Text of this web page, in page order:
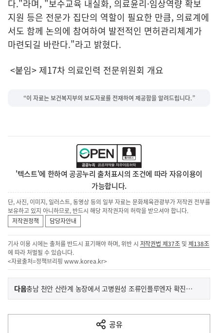
다."라며, "보수교육 내실화, 의료윤리·임상역량 확보
지원 등은 전문가 집단의 역할이 필요한 만큼, 의료계에
서도 함께 논의에 참여하여 발전적인 면허관리체계가
마련되길 바란다."라고 밝혔다.
<붙임> 제17차 의료인력 전문위원회 개요
“이 자료는 보건복지부의 보도자료를 전재하여 제공함을 알려드립니다.”
'텍스트'에 한하여 공공누리 출처표시의 조건에 따라 자유이용이
가능합니다.
단, 사진, 이미지, 일러스트, 동영상 등의 일부 자료는 문화체육관광부가 저작권 전부를
보유하고 있지 아니하므로, 반드시 해당 저작권자의 허락을 받으셔야 합니다.
저작권정책
담당자안내
기사 이용 시에는 출처를 반드시 표기해야 하며, 위반 시 저작권법 제37조 및제138조
에 따라 처벌될 수 있습니다.
<자료출처=정책브리핑 www.korea.kr>
이
전
다
다음기
사
충남 천안 산란계 농장에서 고병원성 조류인플루엔자 확진에 따라 방역 강화
공유
열